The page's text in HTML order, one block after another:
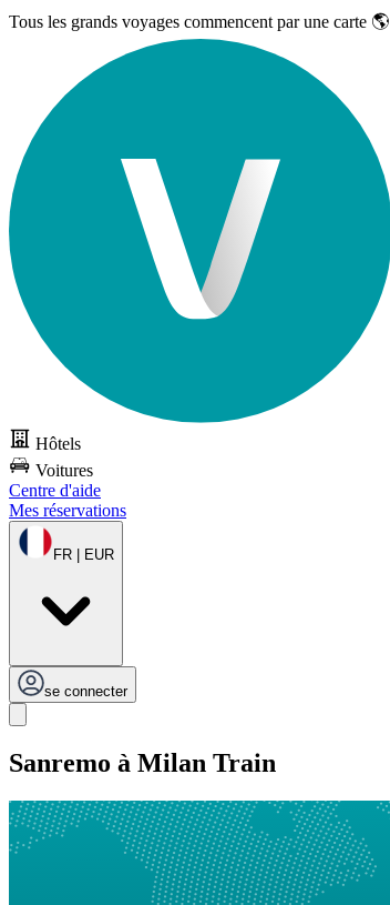
Tous les grands voyages commencent par une carte 🌎
Hôtels
Voitures
Centre d'aide
Mes réservations
FR | EUR
se connecter
Sanremo à Milan Train